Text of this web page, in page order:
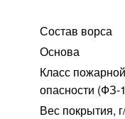
Состав ворса
Основа
Класс пожарной
опасности (ФЗ-
Вес покрытия,